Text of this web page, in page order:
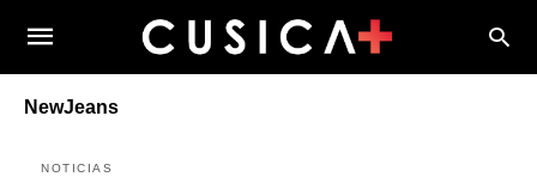
NewJeans
NOTICIAS